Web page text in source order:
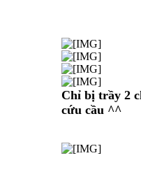
Chỉ bị trầy 2
cứu cầu ^^